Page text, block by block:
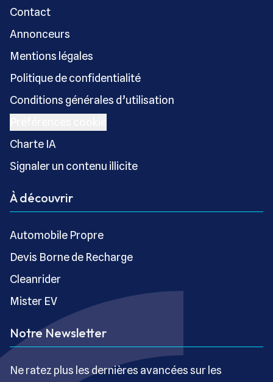
Contact
Annonceurs
Mentions légales
Politique de confidentialité
Conditions générales d’utilisation
Charte IA
Signaler un contenu illicite
À découvrir
Automobile Propre
Devis Borne de Recharge
Cleanrider
Mister EV
Notre Newsletter
Ne ratez plus les dernières avancées sur les